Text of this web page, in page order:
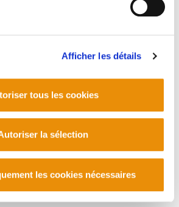
Afficher les détails
tous les cookies
la sélection
les cookies nécessaires